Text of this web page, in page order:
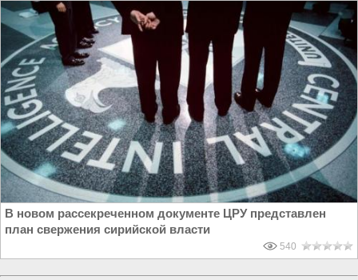
В новом рассекреченном документе ЦРУ представлен
план свержения сирийской власти
540